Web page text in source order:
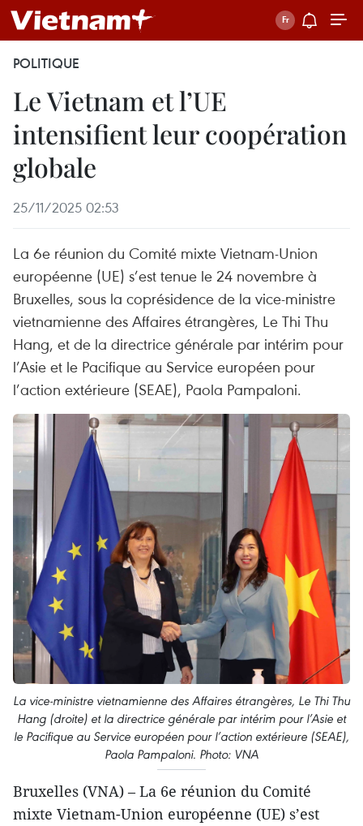
POLITIQUE
Le Vietnam et l’UE
intensifient leur coopération
globale
25/11/2025 02:53
La 6e réunion du Comité mixte Vietnam-Union
européenne (UE) s’est tenue le 24 novembre à
Bruxelles, sous la coprésidence de la vice-ministre
vietnamienne des Affaires étrangères, Le Thi Thu
Hang, et de la directrice générale par intérim pour
l’Asie et le Pacifique au Service européen pour
l’action extérieure (SEAE), Paola Pampaloni.
La vice-ministre vietnamienne des Affaires étrangères, Le Thi Thu
Hang (droite) et la directrice générale par intérim pour l’Asie et
le Pacifique au Service européen pour l’action extérieure (SEAE),
Paola Pampaloni. Photo: VNA
Bruxelles (VNA) – La 6e réunion du Comité
mixte Vietnam-Union européenne (UE) s’est